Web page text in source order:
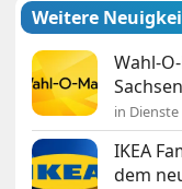
Weitere
Wahl-
in Dienste
IKEA
dem